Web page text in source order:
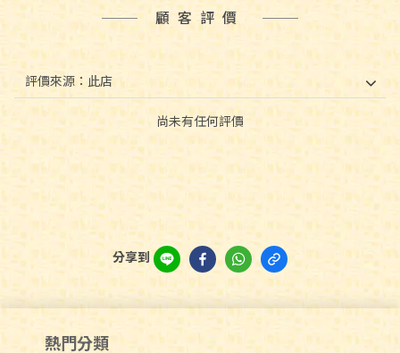
顧客評價
尚未有任何評價
分享到
熱門分類